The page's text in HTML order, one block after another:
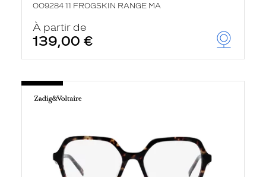
OO9284 11 FROGSKIN RANGE MA
À partir de
139,00 €